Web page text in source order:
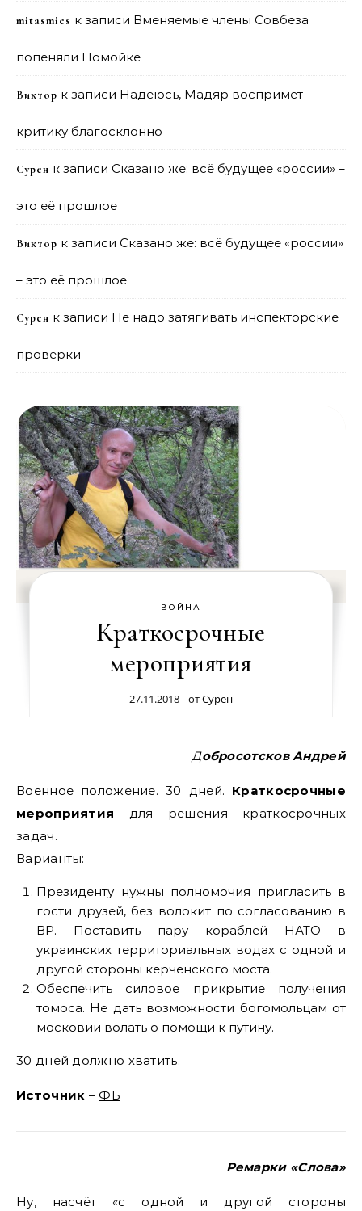
mitasmies к записи Вменяемые члены Совбеза
попеняли Помойке
Виктор к записи Надеюсь, Мадяр воспримет
критику благосклонно
Сурен к записи Сказано же: всё будущее «россии» –
это её прошлое
Виктор к записи Сказано же: всё будущее «россии»
– это её прошлое
Сурен к записи Не надо затягивать инспекторские
проверки
ВОЙНА
Краткосрочные
мероприятия
27.11.2018 - отСурен
Добросотсков Андрей
Военное положение. 30 дней. Краткосрочные
мероприятия для решения краткосрочных
задач.
Варианты:
Президенту нужны полномочия пригласить в
гости друзей, без волокит по согласованию в
ВР. Поставить пару кораблей НАТО в
украинских территориальных водах с одной и
другой стороны керченского моста.
Обеспечить силовое прикрытие получения
томоса. Не дать возможности богомольцам от
московии волать о помощи к путину.
30 дней должно хватить.
Источник – ФБ
Ремарки «Слова»
Ну, насчёт «с одной и другой стороны